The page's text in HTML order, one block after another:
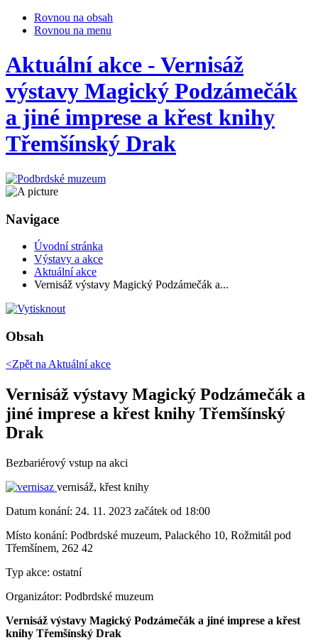
Rovnou na obsah
Rovnou na menu
Aktuální akce - Vernisáž
výstavy Magický Podzámečák
a jiné imprese a křest knihy
Třemšínský Drak
Navigace
Úvodní stránka
Výstavy a akce
Aktuální akce
Vernisáž výstavy Magický Podzámečák a...
Obsah
<Zpět na Aktuální akce
Vernisáž výstavy Magický Podzámečák a
jiné imprese a křest knihy Třemšínský
Drak
Bezbariérový vstup na akci
vernisáž, křest knihy
Datum konání: 24. 11. 2023 začátek od 18:00
Místo konání: Podbrdské muzeum, Palackého 10, Rožmitál pod
Třemšínem, 262 42
Typ akce: ostatní
Organizátor: Podbrdské muzeum
Vernisáž výstavy Magický Podzámečák a jiné imprese a křest
knihy Třemšínský Drak